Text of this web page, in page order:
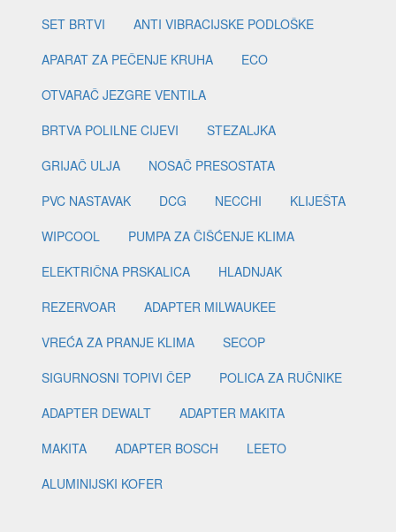
SET BRTVI
ANTI VIBRACIJSKE PODLOŠKE
APARAT ZA PEČENJE KRUHA
ECO
OTVARAČ JEZGRE VENTILA
BRTVA POLILNE CIJEVI
STEZALJKA
GRIJAČ ULJA
NOSAČ PRESOSTATA
PVC NASTAVAK
DCG NECCHI
KLIJEŠTA
WIPCOOL
PUMPA ZA ČIŠĆENJE KLIMA
ELEKTRIČNA PRSKALICA
HLADNJAK
REZERVOAR
ADAPTER MILWAUKEE
VREĆA ZA PRANJE KLIMA
SECOP
SIGURNOSNI TOPIVI ČEP
POLICA ZA RUČNIKE
ADAPTER DEWALT
ADAPTER MAKITA
MAKITA
ADAPTER BOSCH
LEETO
ALUMINIJSKI KOFER